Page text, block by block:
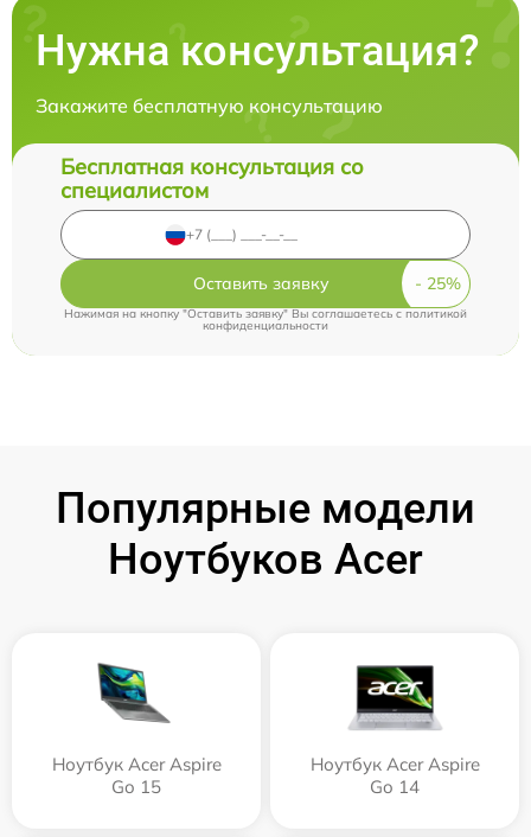
Нужна консультация?
Закажите бесплатную консультацию
Бесплатная консультация со
специалистом
Оставить заявку
Нажимая на кнопку "Оставить заявку" Вы соглашаетесь cполитикой
конфиденциальности
Популярные модели
Ноутбуков Acer
Ноутбук Acer Aspire
Go 15
Ноутбук Acer Aspire
Go 14